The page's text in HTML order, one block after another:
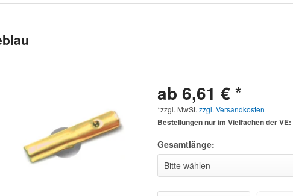
ab 6,61 € *
*zzgl. MwSt.zzgl. Versandkosten
Bestellungen nur im Vielfachen der VE:
Gesamtlänge: